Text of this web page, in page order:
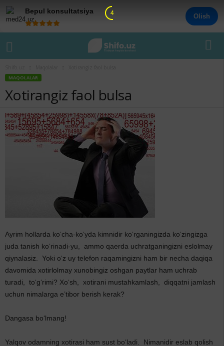
Bepul konsultatsiya
Olish
MAQOLALAR
Xotirangiz faol bulsa
Ayrim hollarda ko‘cha‑ko‘yda kimnidir ko‘rganingizda ko‘zingizga
juda tanish ko‘rinadi‑yu, ammo qaerda uchratganingizni eslolmay
qiynalasiz. Yoki o‘z uy telefon raqamingizni ham bir necha daqiqa
davomida xotirlolmay xunobingiz oshgan paytlar ham uchrab
turadi, to‘g‘rimi? Xo‘sh, xotirani mustahkamlash, diqqatni jamlash
uchun nimalarga e’tibor berish kerak?
Dangasa bo‘lmang!
Yalqov odamning xotirasi ham sust bo‘ladi. Nimanidir eslab qolish
4